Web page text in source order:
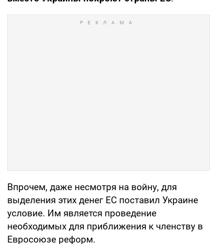
Впрочем, даже несмотря на войну, для
выделения этих денег ЕС поставил Украине
условие. Им является проведение
необходимых для приближения к членству в
Евросоюзе реформ.